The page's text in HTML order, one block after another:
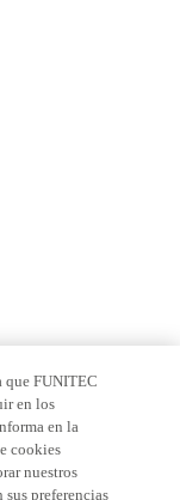
que FUNITEC
en los
en la
cookies
nuestros
preferencias